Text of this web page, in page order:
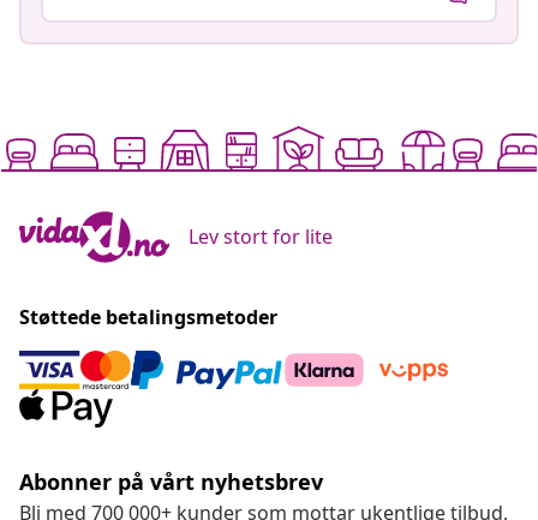
Lev stort for lite
Støttede betalingsmetoder
Abonner på vårt nyhetsbrev
Bli med 700 000+ kunder som mottar ukentlige tilbud,